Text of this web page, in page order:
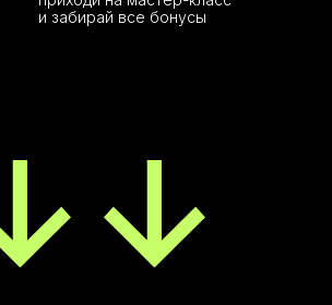
и забирай все бонусы